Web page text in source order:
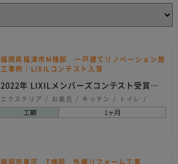
福岡県福津市M様邸 一戸建てリノベーション施
工事例｜LIXILコンテスト入賞
2022年 LIXILメンバーズコンテスト受賞作
品
エクステリア お風呂 キッチン
トイレ
リノベーション
洗面所 玄関
エレガント
シンプル
ナチュラル モダン
工期 1ヶ月
福岡市東区 T様邸 外構リフォーム工事